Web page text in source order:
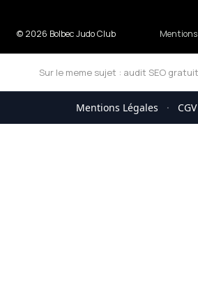
© 2026 Bolbec Judo Club
Sur le meme sujet : audit SEO gratuit
Mentions Légales · CGV